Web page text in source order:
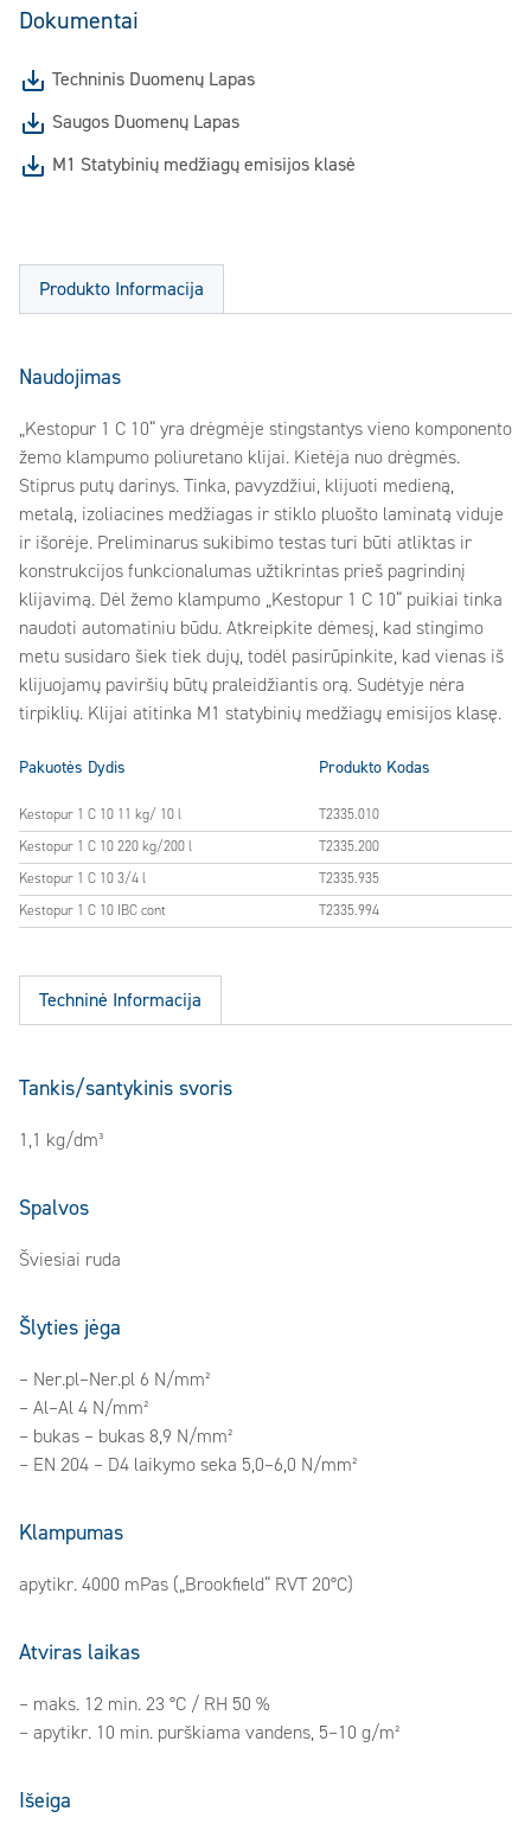
Dokumentai
Techninis Duomenų Lapas
Saugos Duomenų Lapas
M1 Statybinių medžiagų emisijos klasė
Produkto Informacija
Naudojimas
„Kestopur 1 C 10“ yra drėgmėje stingstantys vieno komponento
žemo klampumo poliuretano klijai. Kietėja nuo drėgmės.
Stiprus putų darinys. Tinka, pavyzdžiui, klijuoti medieną,
metalą, izoliacines medžiagas ir stiklo pluošto laminatą viduje
ir išorėje. Preliminarus sukibimo testas turi būti atliktas ir
konstrukcijos funkcionalumas užtikrintas prieš pagrindinį
klijavimą. Dėl žemo klampumo „Kestopur 1 C 10“ puikiai tinka
naudoti automatiniu būdu. Atkreipkite dėmesį, kad stingimo
metu susidaro šiek tiek dujų, todėl pasirūpinkite, kad vienas iš
klijuojamų paviršių būtų praleidžiantis orą. Sudėtyje nėra
tirpiklių. Klijai atitinka M1 statybinių medžiagų emisijos klasę.
Pakuotės Dydis Produkto Kodas
Kestopur 1 C 10 11 kg/ 10 l
T2335.010
Kestopur 1 C 10 220 kg/200 l
T2335.200
Kestopur 1 C 10 3/4 l
T2335.935
Kestopur 1 C 10 IBC cont
T2335.994
Techninė Informacija
Tankis/santykinis svoris
1,1 kg/dm³
Spalvos
Šviesiai ruda
Šlyties jėga
– Ner.pl–Ner.pl 6 N/mm²
– Al–Al 4 N/mm²
– bukas – bukas 8,9 N/mm²
– EN 204 – D4 laikymo seka 5,0–6,0 N/mm²
Klampumas
apytikr. 4000 mPas („Brookfield“ RVT 20°C)
Atviras laikas
– maks. 12 min. 23 °C / RH 50 %
– apytikr. 10 min. purškiama vandens, 5–10 g/m²
Išeiga